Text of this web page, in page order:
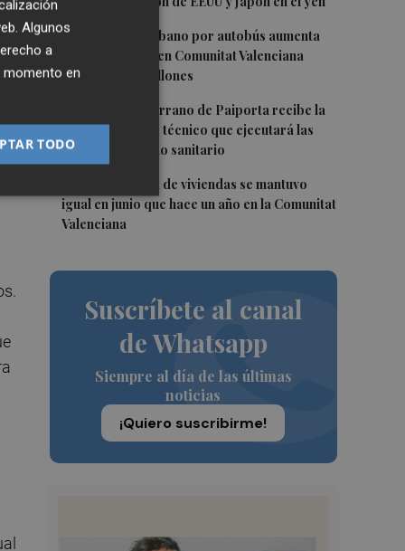
3El transporte urbano por autobús aumenta
un 1,9% en junio en Comunitat Valenciana
hasta los 17,4 millones
El CEIP Rosa Serrano de Paiporta recibe la
visita del equipo técnico que ejecutará las
obras del forjado sanitario
La compraventa de viviendas se mantuvo
igual en junio que hace un año en la Comunitat
Valenciana
Suscríbete al canal
de Whatsapp
Siempre al día de las últimas
noticias
¡Quiero suscribirme!
Algunos
a
momento en
TODO